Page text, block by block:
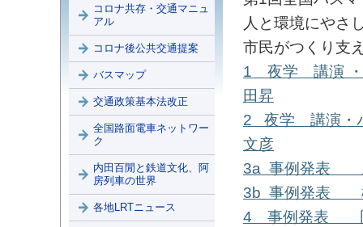
人と環境にや
市民がつくり支
1 夜学 講演 ・
田昇
2 夜学 講演・
文彦
3a 事例発表
3b 事例発表
4 事例発表 岡
コロナ共存・交通マニュ
アル
コロナ後公共交通提案
バスマップ
交通政策基本法改正
全国路面電車ネットワー
ク
内田百閒と鉄道文化、阿
房列車の世界
各地LRTニュース